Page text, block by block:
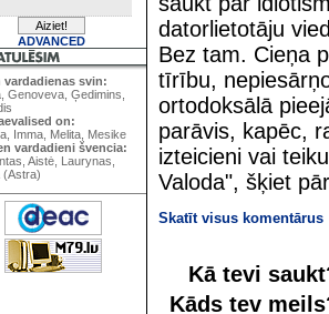
ADVANCED
vardadienas svin:
Genoveva, Ģedimins,
on:
Imma, Melita, Mesike
vardadieni švencia:
Aistė, Laurynas,
(Astra)
datorlietotāju
Bez tam. Cieņa
tīrību,
ortodoksālā
parāvis, kapēc,
izteicieni vai
Valoda", šķiet
Skatīt visus komentārus
Kā tevi
Kāds tev